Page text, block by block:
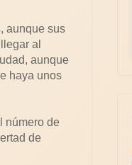
, aunque sus
al
aunque
haya unos
número de
de